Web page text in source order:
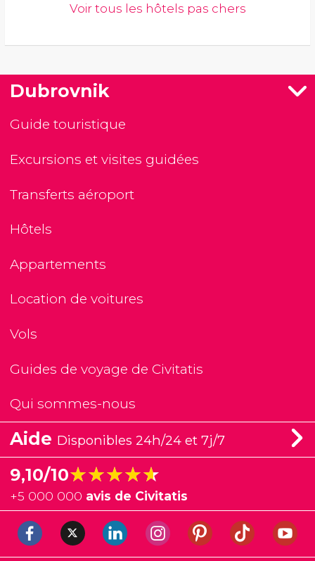
Voir tous les hôtels pas chers
Dubrovnik
Guide touristique
Excursions et visites guidées
Transferts aéroport
Hôtels
Appartements
Location de voitures
Vols
Guides de voyage de Civitatis
Qui sommes-nous
Aide Disponibles 24h/24 et 7j/7
9,10/10★★★★★
★★★★★
+5 000 000 avis de Civitatis